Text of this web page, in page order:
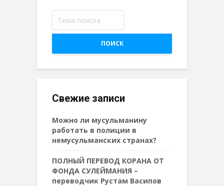
ПОИСК
Свежие записи
Можно ли мусульманину
работать в полиции в
немусульманских странах?
ПОЛНЫЙ ПЕРЕВОД КОРАНА ОТ
ФОНДА СУЛЕЙМАНИЯ –
переводчик Рустам Васипов